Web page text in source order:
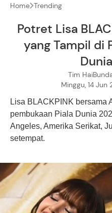
Home Trending
Potret Lisa
yang Tampil di
Tim
Minggu, 14
Lisa BLACKPINK bersama
pembukaan Piala Dunia
Angeles, Amerika Serikat,
setempat.